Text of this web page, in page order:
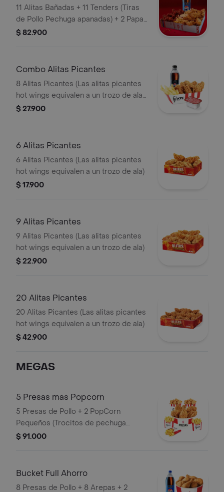
11 Alitas Bañadas + 11 Tenders (Tiras
de Pollo Pechuga apanadas) + 2 Papas
Pequeñas + 1 Balde de Salsa 100g + 1
$ 82.900
Combo Alitas Picantes
8 Alitas Picantes (Las alitas picantes
hot wings equivalen a un trozo de ala)
+ 1 Papa Pequeña + 1 Gaseosa PET
$ 27.900
6 Alitas Picantes
6 Alitas Picantes (Las alitas picantes
hot wings equivalen a un trozo de ala)
$ 17.900
9 Alitas Picantes
9 Alitas Picantes (Las alitas picantes
hot wings equivalen a un trozo de ala)
$ 22.900
20 Alitas Picantes
20 Alitas Picantes (Las alitas picantes
hot wings equivalen a un trozo de ala)
$ 42.900
MEGAS
5 Presas mas Popcorn
5 Presas de Pollo + 2 PopCorn
Pequeños (Trocitos de pechuga
apanados) + 3 Papas Pequeñas
$ 91.000
Bucket Full Ahorro
8 Presas de Pollo + 8 Arepas + 2